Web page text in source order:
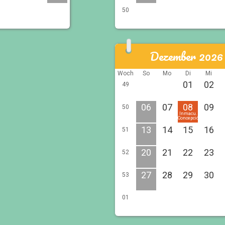
50
Dezember 2026
Woch So Mo Di
Mi
49
01 02
50 06 07 08
Inmacu.
Concepción
09
51 13 14 15 16
52 20 21 22 23
53 27 28 29 30
01